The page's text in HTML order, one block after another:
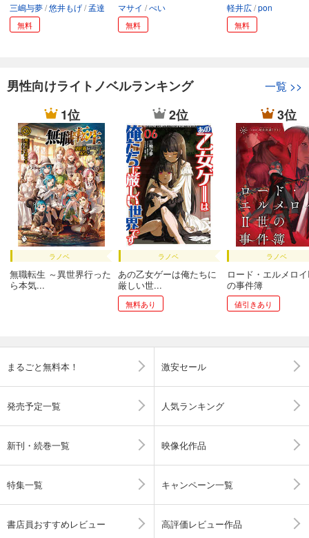
三嶋与夢 悠井もげ 孟達
無料
マサイ ぺい
無料
軽井広 pon
無料
男性向けライトノベルランキング 一覧 >>
1位
ラノベ
無職転生 ～異世界行った
ら本気...
2位
ラノベ
あの乙女ゲーは俺たちに
厳しい世...
無料あり
3位
ラノベ
ロード・エルメロ
の事件簿
値引きあり
まるごと無料本！ 激安セール
発売予定一覧 人気ランキング
新刊・続巻一覧 映像化作品
特集一覧 キャンペーン一覧
書店員おすすめレビュー 高評価レビュー作品